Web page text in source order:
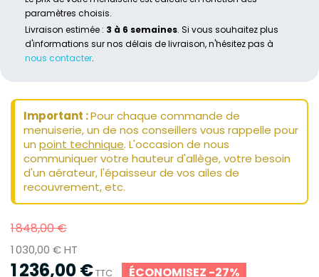
paramètres choisis.
Livraison estimée : 3 à 6 semaines. Si vous souhaitez plus
d'informations sur nos délais de livraison, n'hésitez pas à
nous contacter.
Important :Pour chaque commande de
menuiserie, un de nos conseillers vous rappelle pour
un point technique. L'occasion de nous
communiquer votre hauteur d'allège, votre besoin
d'un aérateur, l'épaisseur de vos ailes de
recouvrement, etc.
1 848,00 €
1 030,00 € HT
1 236,00 €TTC
ÉCONOMISEZ -27%